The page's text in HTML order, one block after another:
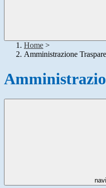
Home >
Amministrazione